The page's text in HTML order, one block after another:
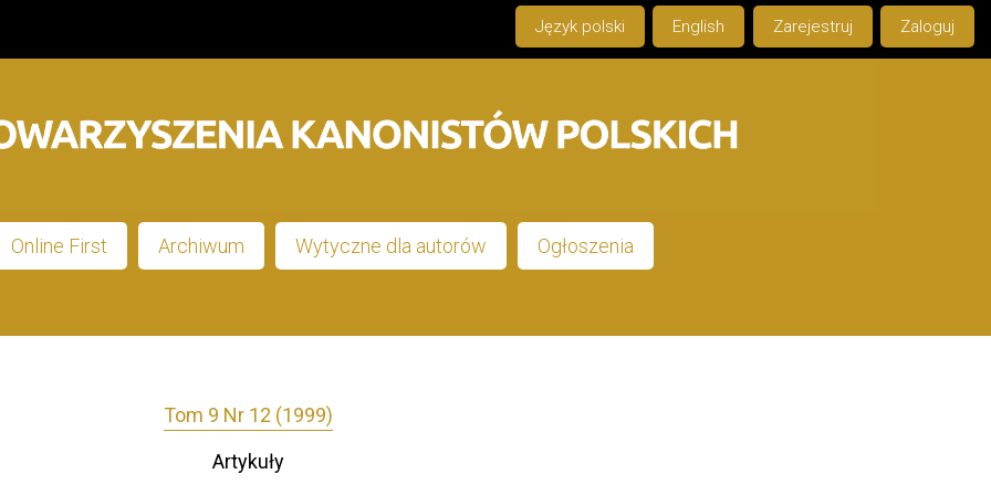
Język polski English Zarejestruj Zaloguj
Online First Archiwum Wytyczne dla autorów Ogłoszenia
Tom 9 Nr 12 (1999)
Artykuły